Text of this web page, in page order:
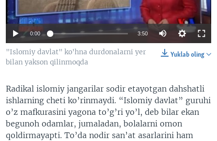
XABARLAR SURATLARDA
ODNOKLASSNIKI
TELEGRAM
TWITTER
SOUNDCLOUD
VOA
0:00 3:50
Yuklab oling
"Islomiy davlat" ko'hna durdonalarni yer
bilan yakson qilinmoqda
Radikal islomiy jangarilar sodir etayotgan dahshatli
ishlarning cheti ko’rinmaydi. “Islomiy davlat” guruhi
o’z mafkurasini yagona to’g’ri yo’l, deb bilar ekan
begunoh odamlar, jumaladan, bolalarni omon
qoldirmayapti. To’da nodir san’at asarlarini ham